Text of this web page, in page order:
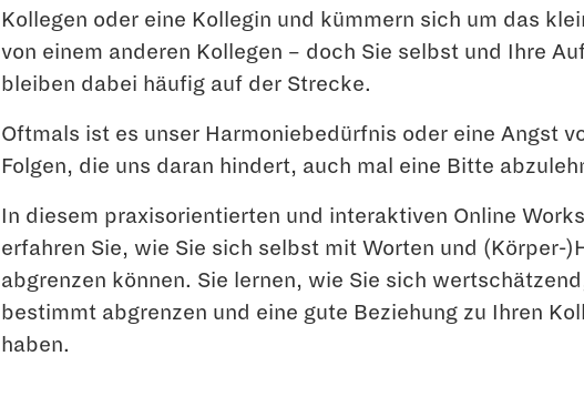
Kollegen oder eine Kollegin und kümmern sich um das
von einem anderen Kollegen – doch Sie selbst und Ihre
bleiben dabei häufig auf der Strecke.
Oftmals ist es unser Harmoniebedürfnis oder eine Angst
Folgen, die uns daran hindert, auch mal eine Bitte
In diesem praxisorientierten und interaktiven Online
erfahren Sie, wie Sie sich selbst mit Worten und (Körper-
abgrenzen können. Sie lernen, wie Sie sich
bestimmt abgrenzen und eine gute Beziehung zu Ihren
haben.